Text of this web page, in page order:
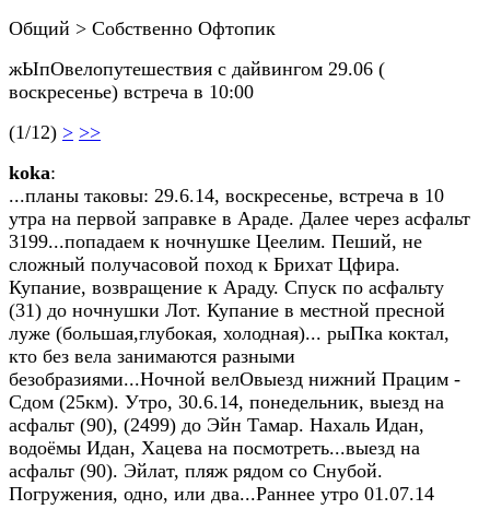
Общий > Собственно Офтопик
жЫпОвелопутешествия с дайвингом 29.06 (
воскресенье) встреча в 10:00
(1/12) > >>
koka:
...планы таковы: 29.6.14, воскресенье, встреча в 10
утра на первой заправке в Араде. Далее через асфальт
3199...попадаем к ночнушке Цеелим. Пеший, не
сложный получасовой поход к Брихат Цфира.
Купание, возвращение к Араду. Спуск по асфальту
(31) до ночнушки Лот. Купание в местной пресной
луже (большая,глубокая, холодная)... рыПка коктал,
кто без вела занимаются разными
безобразиями...Ночной велОвыезд нижний Працим -
Сдом (25км). Утро, 30.6.14, понедельник, выезд на
асфальт (90), (2499) до Эйн Тамар. Нахаль Идан,
водоёмы Идан, Хацева на посмотреть...выезд на
асфальт (90). Эйлат, пляж рядом со Снубой.
Погружения, одно, или два...Раннее утро 01.07.14